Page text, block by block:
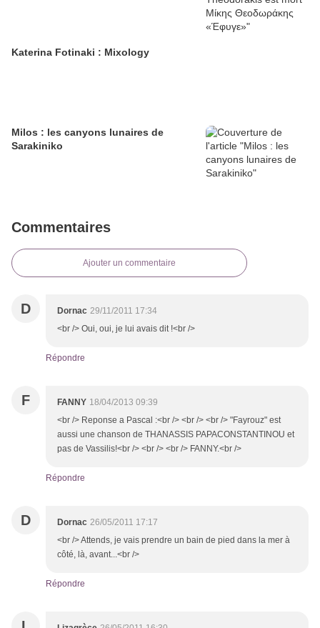
Katerina Fotinaki : Mixology
Milos : les canyons lunaires de
Sarakiniko
Commentaires
Ajouter un commentaire
D Dornac 29/11/2011 17:34
<br /> Oui, oui, je lui avais dit !<br />
Répondre
F FANNY 18/04/2013 09:39
<br /> Reponse a Pascal :<br /> <br /> <br /> "Fayrouz" est
aussi une chanson de THANASSIS PAPACONSTANTINOU et
pas de Vassilis!<br /> <br /> <br /> FANNY.<br />
Répondre
D Dornac 26/05/2011 17:17
<br /> Attends, je vais prendre un bain de pied dans la mer à
côté, là, avant...<br />
Répondre